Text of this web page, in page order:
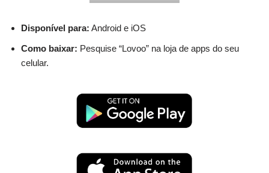
Disponível para: Android e iOS
Como baixar: Pesquise “Lovoo” na loja de apps do seu
celular.